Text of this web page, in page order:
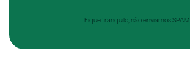
Fique tranquilo, não enviamos SPAM